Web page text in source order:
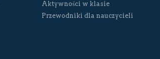
Aktywności w klasie
Przewodniki dla nauczycieli